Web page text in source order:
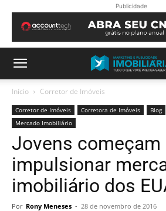
Publicidade
Início Corretor de Imóveis
Corretor de Imóveis Corretora de Imóveis Blog
Mercado Imobiliário
Jovens começam
impulsionar
imobiliário dos
Por Rony Meneses - 28 de novembro de 2016